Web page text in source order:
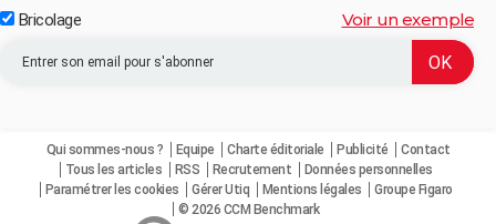
Bricolage Voir un exemple
Qui sommes-nous ? Equipe Charte éditoriale Publicité
Contact
Tous les articles
RSS Recrutement
Données personnelles
Paramétrer les cookies
Gérer Utiq Mentions légales
Groupe Figaro
© 2026 CCM Benchmark